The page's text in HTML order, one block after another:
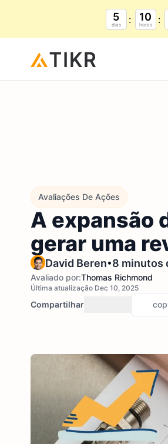
5
dias
10
horas
Avaliações De Ações
A expansão
gerar uma
David Beren•8 minutos
Avaliado por:Thomas Richmond
Última atualização Dec 10, 2025
Compartilhar